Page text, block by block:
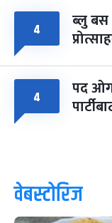
४ ब्लु बस
४ पद
वेबस्टोरिज